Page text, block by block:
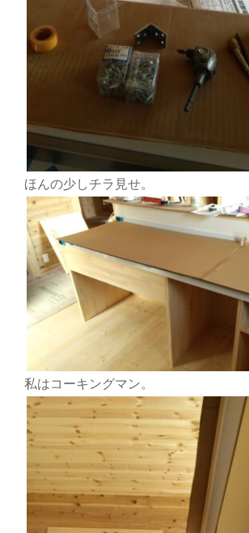
ほんの少しチラ見せ。
私はコーキングマン。